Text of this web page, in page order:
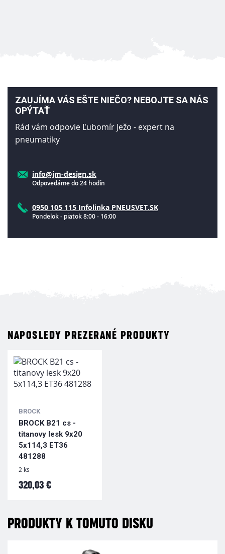
ZAUJÍMA VÁS EŠTE NIEČO? NEBOJTE SA NÁS
OPÝTAŤ
Rád vám odpovie Ľubomír Ježo - expert na
pneumatiky
info@jm-design.sk
Odpovedáme do 24 hodín
0950 105 115 Infolinka PNEUSVET.SK
Pondelok - piatok 8:00 - 16:00
NAPOSLEDY PREZERANÉ PRODUKTY
BROCK
BROCK B21 cs -
titanovy lesk 9x20
5x114,3 ET36
481288
2 ks
320,03 €
PRODUKTY K TOMUTO DISKU